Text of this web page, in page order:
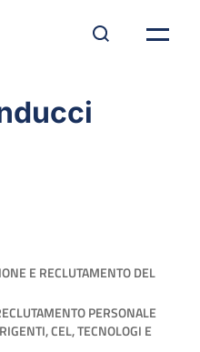
E RECLUTAMENTO DEL
PERSONALE
CEL, TECNOLOGI E